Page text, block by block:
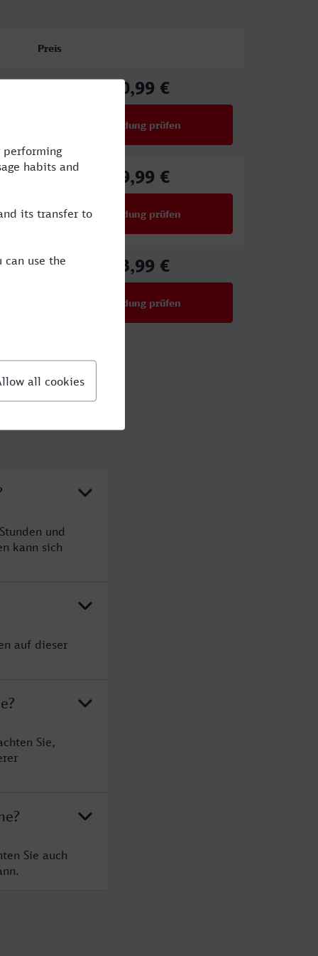
Preis
40,99 €
Verbindung prüfen
29,99 €
Verbindung prüfen
43,99 €
Verbindung prüfen
und
kann sich
auf dieser
Sie,
Sie auch